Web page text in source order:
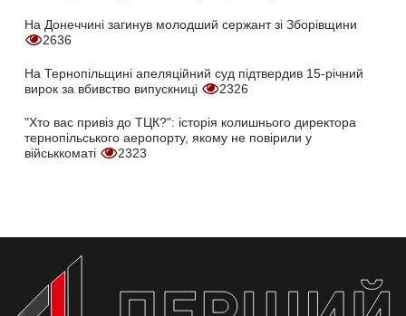
На Донеччині загинув молодший сержант зі Зборівщини
2636
На Тернопільщині апеляційний суд підтвердив 15-річний
вирок за вбивство випускниці
2326
"Хто вас привіз до ТЦК?": історія колишнього директора
тернопільського аеропорту, якому не повірили у
військкоматі
2323